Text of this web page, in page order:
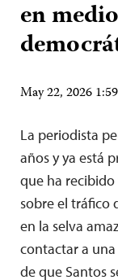
en
May 22, 2026
La periodista
años y ya está
que ha
sobre el tráfico
en la selva
contactar a
de que Santos